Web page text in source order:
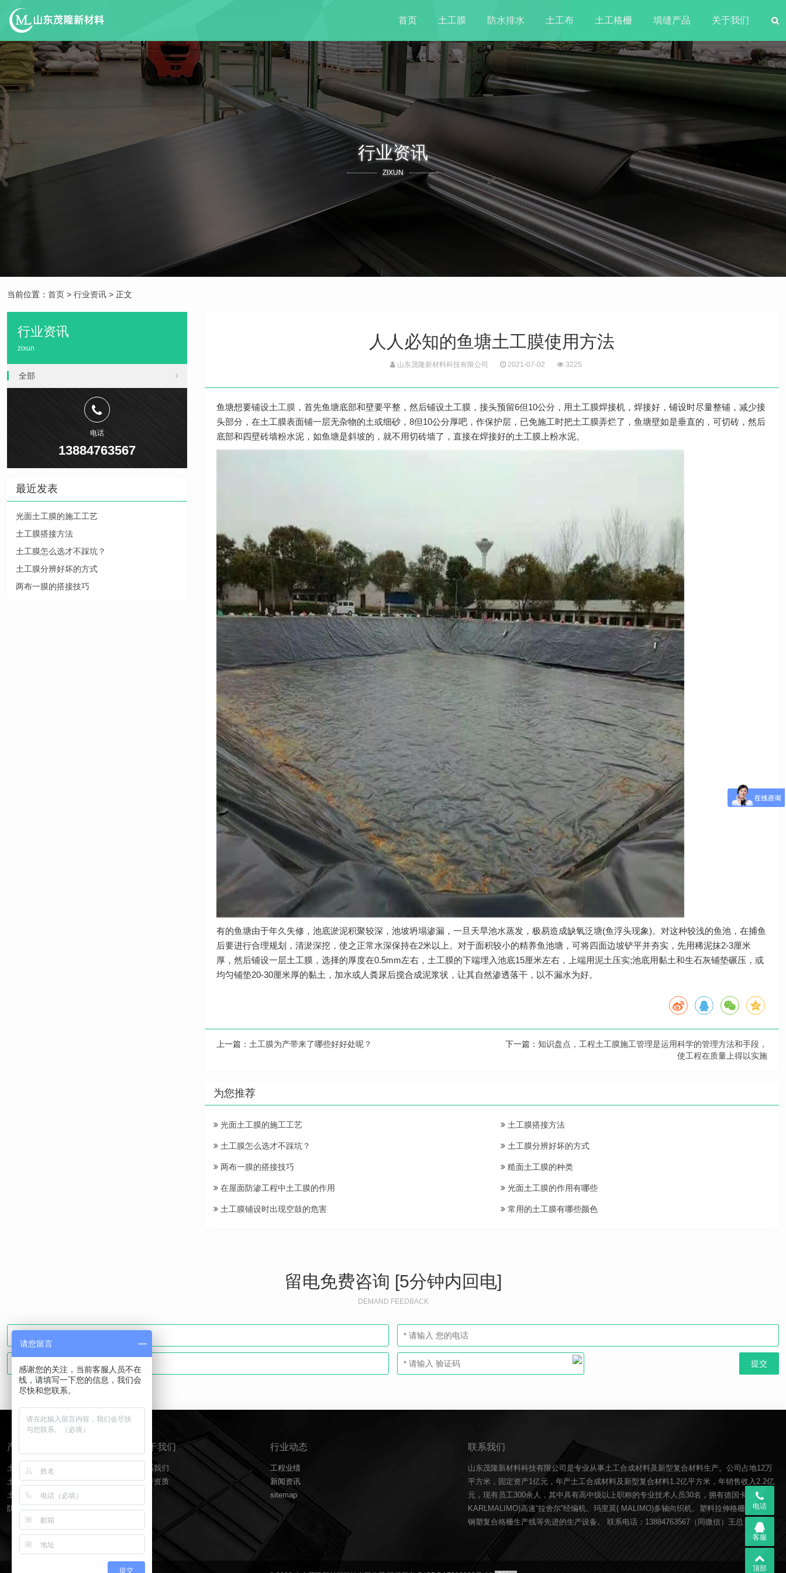
首页 土工膜 防水排水 土工布 土工格栅 填缝产品 关于我们
行业资讯
ZIXUN
当前位置： 首页 > 行业资讯 > 正文
人人必知的鱼塘土工膜使用方法
山东茂隆新材料科技有限公司 2021-07-02 3225
鱼塘想要铺设土工膜，首先鱼塘底部和壁要平整，然后铺设土工膜，接头预留6但10公分，用土工膜焊接机，焊接好，铺设时尽量整铺，减少接
头部分，在土工膜表面铺一层无杂物的土或细砂，8但10公分厚吧，作保护层，已免施工时把土工膜弄烂了，鱼塘壁如是垂直的，可切砖，然后
底部和四壁砖墙粉水泥，如鱼塘是斜坡的，就不用切砖墙了，直接在焊接好的土工膜上粉水泥。
有的鱼塘由于年久失修，池底淤泥积聚较深，池坡坍塌渗漏，一旦天旱池水蒸发，极易造成缺氧泛塘(鱼浮头现象)。对这种较浅的鱼池，在捕鱼
后要进行合理规划，清淤深挖，使之正常水深保持在2米以上。对于面积较小的精养鱼池塘，可将四面边坡铲平并夯实，先用稀泥抹2-3厘米
厚，然后铺设一层土工膜，选择的厚度在0.5mm左右，土工膜的下端埋入池底15厘米左右，上端用泥土压实;池底用黏土和生石灰铺垫碾压，或
均匀铺垫20-30厘米厚的黏土，加水或人粪尿后搅合成泥浆状，让其自然渗透落干，以不漏水为好。
上一篇： 土工膜为产带来了哪些好好处呢？ 下一篇： 知识盘点，工程土工膜施工管理是运用科学的管理方法和手段，
使工程在质量上得以实施
为您推荐
光面土工膜的施工工艺 土工膜搭接方法
土工膜怎么选才不踩坑？ 土工膜分辨好坏的方式
两布一膜的搭接技巧 糙面土工膜的种类
在屋面防渗工程中土工膜的作用 光面土工膜的作用有哪些
土工膜铺设时出现空鼓的危害 常用的土工膜有哪些颜色
行业资讯
zixun
全部
电话
13884763567
最近发表
光面土工膜的施工工艺
土工膜搭接方法
土工膜怎么选才不踩坑？
土工膜分辨好坏的方式
两布一膜的搭接技巧
留电免费咨询 [5分钟内回电]
DEMAND FEEDBACK
产品分类
土工膜
土工布
土工格栅
防水板排水网
关于我们
联系我们
荣誉资质
行业动态
工程业绩
新闻资讯
sitemap
联系我们
山东茂隆新材料科技有限公司是专业从事土工合成材料及新型复合材料生产。公司占地12万
平方米，固定资产1亿元，年产土工合成材料及新型复合材料1.2亿平方米，年销售收入2.2亿
元，现有员工300余人，其中具有高中级以上职称的专业技术人员30名，拥有德国卡尔迈耶(
KARLMALIMO)高速“拉舍尔”经编机、玛里莫( MALIMO)多轴向织机、塑料拉伸格栅生产线、
钢塑复合格栅生产线等先进的生产设备。 联系电话：13884763567（同微信）王总
电话
客服
顶部
请您留言
感谢您的关注，当前客服人员不在
线，请填写一下您的信息，我们会
尽快和您联系。
提交